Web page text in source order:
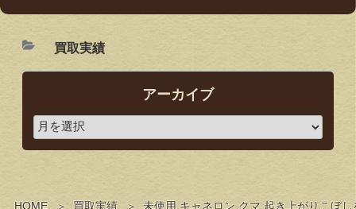
HOME 買取実績 未使用 キャネロン クマ 起き上がりこぼ
買取実績
アーカイブ